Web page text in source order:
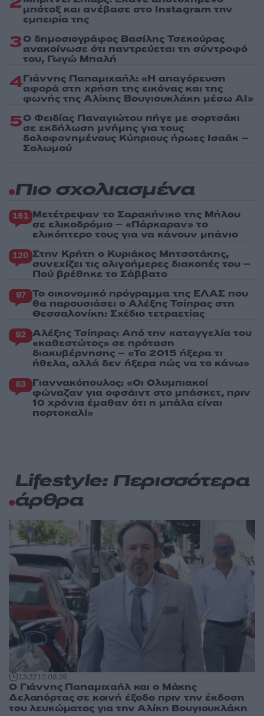
μπότοξ και ανέβασε στο Instagram την
εμπειρία της
3Ο δημοσιογράφος Βασίλης Τσεκούρας
ανακοίνωσε ότι παντρεύεται τη σύντροφό
του, Γωγώ Μπαλή
4Γιάννης Παπαμιχαήλ: «Η απαγόρευση
αφορά στη χρήση της εικόνας και της
φωνής της Αλίκης Βουγιουκλάκη μέσω AI»
5Ο Φειδίας Παναγιώτου πήγε με σορτσάκι
σε εκδήλωση μνήμης για τους
δολοφονημένους Κύπριους ήρωες Ισαάκ –
Σολωμού
Πιο σχολιασμένα
161 Μετέτρεψαν το Σαρακήνικο της Μήλου
σε ελικοδρόμιο – «Πάρκαραν» το
ελικόπτερο τους για να κάνουν μπάνιο
120 Στην Κρήτη ο Κυριάκος Μητσοτάκης,
συνεχίζει τις ολιγοήμερες διακοπές του –
Πού βρέθηκε το Σάββατο
97 Το οικονομικό πρόγραμμα της ΕΛΑΣ που
θα παρουσιάσει ο Αλέξης Τσίπρας στη
Θεσσαλονίκη: Σχέδιο τετραετίας
92 Αλέξης Τσίπρας: Από την καταγγελία του
«καθεστώτος» σε πρόταση
διακυβέρνησης – «Το 2015 ήξερα τι
ήθελα, αλλά δεν ήξερα πώς να το κάνω»
83 Γιαννακόπουλος: «Οι Ολυμπιακοί
φώναζαν για οφσάιντ στο μπάσκετ, πριν
10 χρόνια έμαθαν ότι η μπάλα είναι
πορτοκαλί»
Lifestyle: Περισσότερα
άρθρα
13:2210.08.26
Ο Γιάννης Παπαμιχαήλ και ο Μάκης
Δελαπόρτας σε κοινή έξοδο πριν την έκδοση
του λευκώματος για την Αλίκη Βουγιουκλάκη